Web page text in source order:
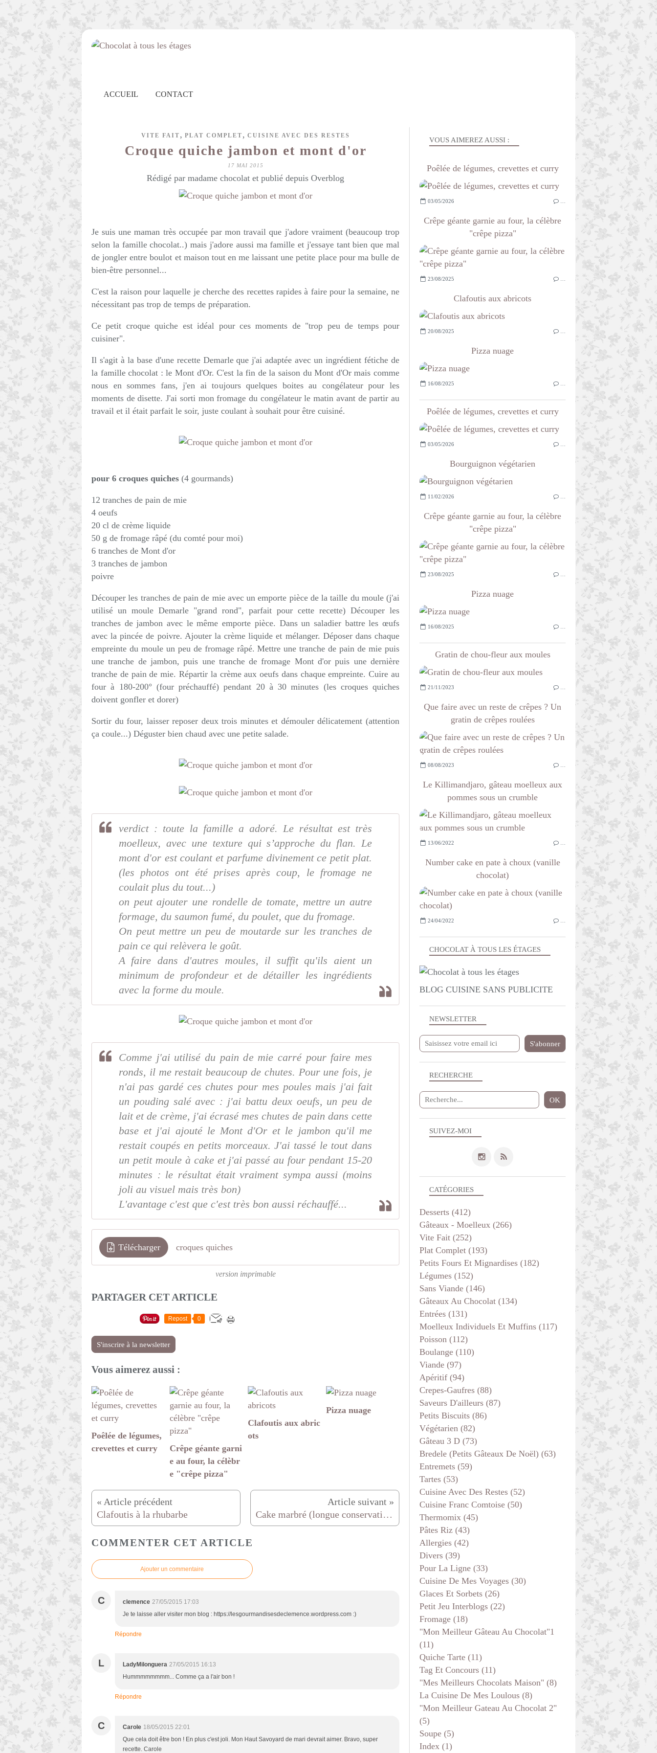
ACCUEIL CONTACT
VITE FAIT , PLAT COMPLET , CUISINE AVEC DES RESTES
Croque quiche jambon et mont d'or
17 MAI 2015
Rédigé par madame chocolat et publié depuis Overblog
Je suis une maman très occupée par mon travail que j'adore vraiment (beaucoup trop
selon la famille chocolat..) mais j'adore aussi ma famille et j'essaye tant bien que mal
de jongler entre boulot et maison tout en me laissant une petite place pour ma bulle de
bien-être personnel...
C'est la raison pour laquelle je cherche des recettes rapides à faire pour la semaine, ne
nécessitant pas trop de temps de préparation.
Ce petit croque quiche est idéal pour ces moments de "trop peu de temps pour
cuisiner".
Il s'agit à la base d'une recette Demarle que j'ai adaptée avec un ingrédient fétiche de
la famille chocolat : le Mont d'Or. C'est la fin de la saison du Mont d'Or mais comme
nous en sommes fans, j'en ai toujours quelques boites au congélateur pour les
moments de disette. J'ai sorti mon fromage du congélateur le matin avant de partir au
travail et il était parfait le soir, juste coulant à souhait pour être cuisiné.
pour 6 croques quiches (4 gourmands)
12 tranches de pain de mie
4 oeufs
20 cl de crème liquide
50 g de fromage râpé (du comté pour moi)
6 tranches de Mont d'or
3 tranches de jambon
poivre
Découper les tranches de pain de mie avec un emporte pièce de la taille du moule (j'ai
utilisé un moule Demarle "grand rond", parfait pour cette recette) Découper les
tranches de jambon avec le même emporte pièce. Dans un saladier battre les œufs
avec la pincée de poivre. Ajouter la crème liquide et mélanger. Déposer dans chaque
empreinte du moule un peu de fromage râpé. Mettre une tranche de pain de mie puis
une tranche de jambon, puis une tranche de fromage Mont d'or puis une dernière
tranche de pain de mie. Répartir la crème aux oeufs dans chaque empreinte. Cuire au
four à 180-200° (four préchauffé) pendant 20 à 30 minutes (les croques quiches
doivent gonfler et dorer)
Sortir du four, laisser reposer deux trois minutes et démouler délicatement (attention
ça coule...) Déguster bien chaud avec une petite salade.
verdict : toute la famille a adoré. Le résultat est très
moelleux, avec une texture qui s’approche du flan. Le
mont d'or est coulant et parfume divinement ce petit plat.
(les photos ont été prises après coup, le fromage ne
coulait plus du tout...)
on peut ajouter une rondelle de tomate, mettre un autre
formage, du saumon fumé, du poulet, que du fromage.
On peut mettre un peu de moutarde sur les tranches de
pain ce qui relèvera le goût.
A faire dans d'autres moules, il suffit qu'ils aient un
minimum de profondeur et de détailler les ingrédients
avec la forme du moule.
Comme j'ai utilisé du pain de mie carré pour faire mes
ronds, il me restait beaucoup de chutes. Pour une fois, je
n'ai pas gardé ces chutes pour mes poules mais j'ai fait
un pouding salé avec : j'ai battu deux oeufs, un peu de
lait et de crème, j'ai écrasé mes chutes de pain dans cette
base et j'ai ajouté le Mont d'Or et le jambon qu'il me
restait coupés en petits morceaux. J'ai tassé le tout dans
un petit moule à cake et j'ai passé au four pendant 15-20
minutes : le résultat était vraiment sympa aussi (moins
joli au visuel mais très bon)
L'avantage c'est que c'est très bon aussi réchauffé...
Télécharger croques quiches
version imprimable
PARTAGER CET ARTICLE
Repost 0
S'inscrire à la newsletter
Vous aimerez aussi :
Poêlée de légumes,
crevettes et curry
Crêpe géante garni
e au four, la célèbr
e "crêpe pizza"
Clafoutis aux abric
ots
Pizza nuage
Clafoutis à la rhubarbe Cake marbré (longue conservation)
COMMENTER CET ARTICLE
Ajouter un commentaire
C clemence 27/05/2015 17:03
Je te laisse aller visiter mon blog : https://lesgourmandisesdeclemence.wordpress.com :)
Répondre
L LadyMilonguera 27/05/2015 16:13
Hummmmmmmm... Comme ça a l'air bon !
Répondre
C Carole 18/05/2015 22:01
Que cela doit être bon ! En plus c'est joli. Mon Haut Savoyard de mari devrait aimer. Bravo, super
recette. Carole
NEWSLETTER
SUIVEZ-MOI
RECHERCHE
CHOCOLAT À TOUS LES ÉTAGES
BLOG CUISINE SANS PUBLICITE
VOUS AIMEREZ AUSSI :
Poêlée de légumes, crevettes et curry
03/05/2026
Crêpe géante garnie au four, la célèbre
"crêpe pizza"
23/08/2025
Clafoutis aux abricots
20/08/2025
Pizza nuage
16/08/2025
Poêlée de légumes, crevettes et curry
03/05/2026
Bourguignon végétarien
11/02/2026
Crêpe géante garnie au four, la célèbre
"crêpe pizza"
23/08/2025
Pizza nuage
16/08/2025
Gratin de chou-fleur aux moules
21/11/2023
Que faire avec un reste de crêpes ? Un
gratin de crêpes roulées
08/08/2023
Le Killimandjaro, gâteau moelleux aux
pommes sous un crumble
13/06/2022
Number cake en pate à choux (vanille
chocolat)
24/04/2022
CATÉGORIES
Desserts (412)
Gâteaux - Moelleux (266)
Vite Fait (252)
Plat Complet (193)
Petits Fours Et Mignardises (182)
Légumes (152)
Sans Viande (146)
Gâteaux Au Chocolat (134)
Entrées (131)
Moelleux Individuels Et Muffins (117)
Poisson (112)
Boulange (110)
Viande (97)
Apéritif (94)
Crepes-Gaufres (88)
Saveurs D'ailleurs (87)
Petits Biscuits (86)
Végétarien (82)
Gâteau 3 D (73)
Bredele (petits Gâteaux De Noël) (63)
Entremets (59)
Tartes (53)
Cuisine Avec Des Restes (52)
Cuisine Franc Comtoise (50)
Thermomix (45)
Pâtes Riz (43)
Allergies (42)
Divers (39)
Pour La Ligne (33)
Cuisine De Mes Voyages (30)
Glaces Et Sorbets (26)
Petit Jeu Interblogs (22)
Fromage (18)
"mon Meilleur Gâteau Au Chocolat"1
(11)
Quiche Tarte (11)
Tag Et Concours (11)
"mes Meilleurs Chocolats Maison" (8)
La Cuisine De Mes Loulous (8)
"mon Meilleur Gateau Au Chocolat 2"
(5)
Soupe (5)
Index (1)